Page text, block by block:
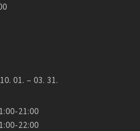
01. – 03. 31.
21:00
22:00